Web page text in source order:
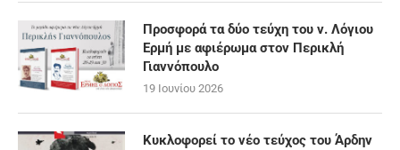
Προσφορά τα δύο τεύχη του ν. Λόγιου
Ερμή με αφιέρωμα στον Περικλή
Γιαννόπουλο
19 Ιουνίου 2026
Κυκλοφορεί το νέο τεύχος του Άρδην